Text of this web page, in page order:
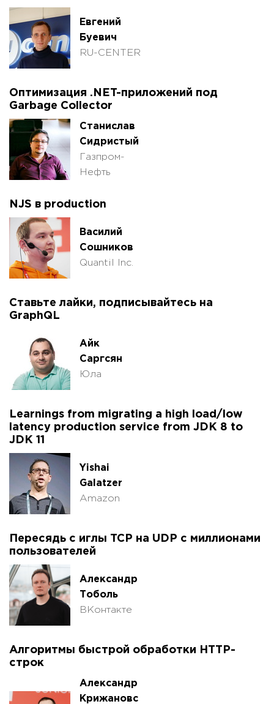
Евгений
Буевич
RU-CENTER
Оптимизация .NET-приложений под
Garbage Collector
Станислав
Сидристый
Газпром-
Нефть
NJS в production
Василий
Сошников
Quantil Inc.
Ставьте лайки, подписывайтесь на
GraphQL
Айк
Саргсян
Юла
Learnings from migrating a high load/low
latency production service from JDK 8 to
JDK 11
Yishai
Galatzer
Amazon
Пересядь с иглы TCP на UDP с миллионами
пользователей
Александр
Тоболь
ВКонтакте
Алгоритмы быстрой обработки HTTP-
строк
Александр
Крижановс